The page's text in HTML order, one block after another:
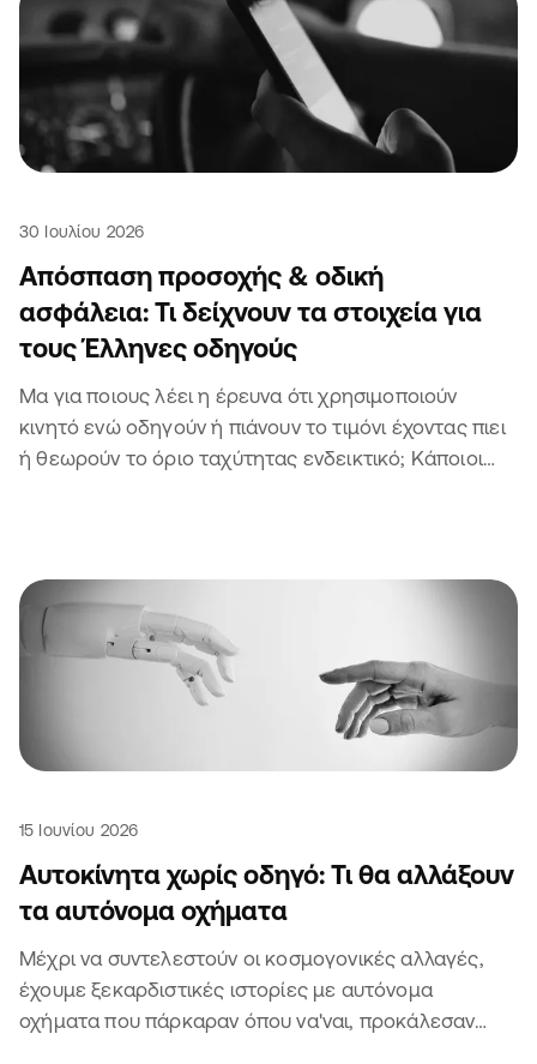
30 Ιουλίου 2026
Απόσπαση προσοχής & οδική
ασφάλεια: Τι δείχνουν τα στοιχεία για
τους Έλληνες οδηγούς
Μα για ποιους λέει η έρευνα ότι χρησιμοποιούν
κινητό ενώ οδηγούν ή πιάνουν το τιμόνι έχοντας πιει
ή θεωρούν το όριο ταχύτητας ενδεικτικό; Κάποιοι
15 Ιουνίου 2026
Αυτοκίνητα χωρίς οδηγό: Τι θα αλλάξουν
τα αυτόνομα οχήματα
Μέχρι να συντελεστούν οι κοσμογονικές αλλαγές,
έχουμε ξεκαρδιστικές ιστορίες με αυτόνομα
οχήματα που πάρκαραν όπου να'ναι, προκάλεσαν